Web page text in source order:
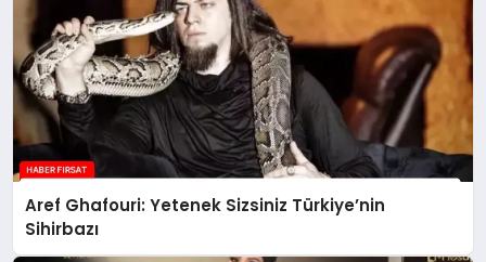
Aref Ghafouri: Yetenek Sizsiniz Türkiye’nin
Sihirbazı